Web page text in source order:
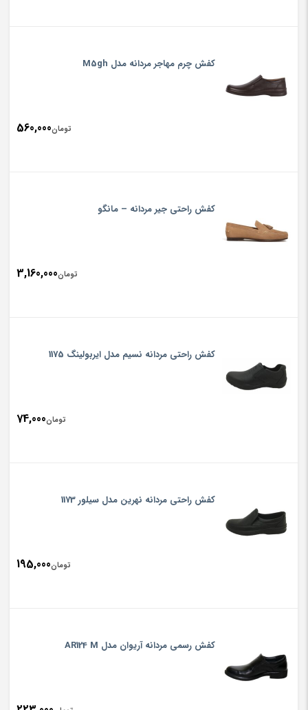
کفش چرم مهاجر مردانه مدل M5gh
تومان560,000
کفش راحتی جیر مردانه – مانگو
تومان3,160,000
کفش راحتی مردانه نسیم مدل ایربولینگ 1175
تومان74,000
کفش راحتی مردانه نهرین مدل سیلور 1173
تومان195,000
کفش رسمی مردانه آریوان مدل AR124 M